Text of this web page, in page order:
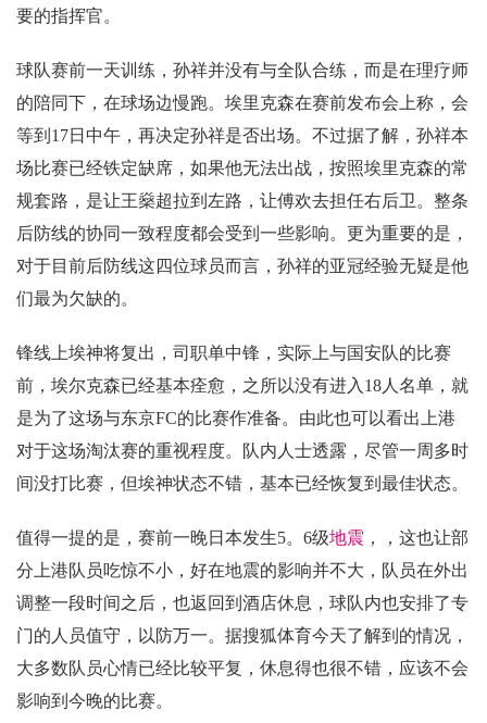
要的指挥官。
球队赛前一天训练，孙祥并没有与全队合练，而是在理疗师
的陪同下，在球场边慢跑。埃里克森在赛前发布会上称，会
等到17日中午，再决定孙祥是否出场。不过据了解，孙祥本
场比赛已经铁定缺席，如果他无法出战，按照埃里克森的常
规套路，是让王燊超拉到左路，让傅欢去担任右后卫。整条
后防线的协同一致程度都会受到一些影响。更为重要的是，
对于目前后防线这四位球员而言，孙祥的亚冠经验无疑是他
们最为欠缺的。
锋线上埃神将复出，司职单中锋，实际上与国安队的比赛
前，埃尔克森已经基本痊愈，之所以没有进入18人名单，就
是为了这场与东京FC的比赛作准备。由此也可以看出上港
对于这场淘汰赛的重视程度。队内人士透露，尽管一周多时
间没打比赛，但埃神状态不错，基本已经恢复到最佳状态。
值得一提的是，赛前一晚日本发生5。6级地震 ，，这也让部
分上港队员吃惊不小，好在地震的影响并不大，队员在外出
调整一段时间之后，也返回到酒店休息，球队内也安排了专
门的人员值守，以防万一。据搜狐体育今天了解到的情况，
大多数队员心情已经比较平复，休息得也很不错，应该不会
影响到今晚的比赛。